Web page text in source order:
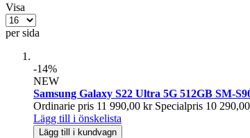
Visa
per sida
-14%
NEW
Samsung Galaxy S22 Ultra 5G 512GB SM-
Ordinarie pris 11 990,00 kr Specialpris 10
Lägg till i önskelista
Lägg till i kundvagn